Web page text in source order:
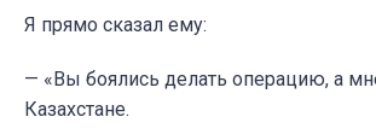
Я прямо сказал ему:
— «Вы боялись делать операцию, а
Казахстане.